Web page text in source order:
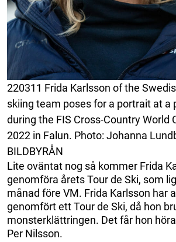
220311 Frida Karlsson of the
skiing team poses for a portrait at a
during the FIS Cross-Country World
2022 in Falun. Photo: Johanna
BILDBYRÅN
Lite oväntat nog så kommer Frida
genomföra årets Tour de Ski, som
månad före VM. Frida Karlsson har
genomfört ett Tour de Ski, då hon
monsterklättringen. Det får hon
Per Nilsson.